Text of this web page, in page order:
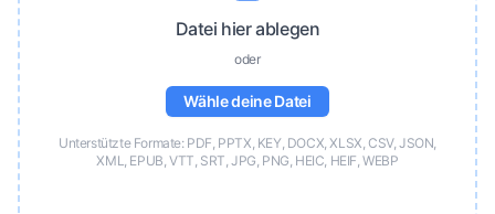
Datei hier ablegen
oder
Wähle deine Datei
Unterstützte Formate: PDF, PPTX, KEY, DOCX, XLSX, CSV, JSON,
XML, EPUB, VTT, SRT, JPG, PNG, HEIC, HEIF, WEBP